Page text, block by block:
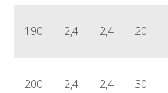
190 2,4 2,4 20
200 2,4 2,4 30